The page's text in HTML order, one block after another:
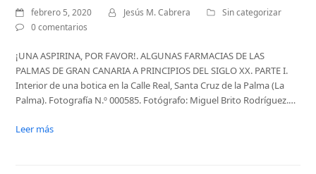
febrero 5, 2020 Jesús M. Cabrera
Sin categorizar
0 comentarios
¡UNA ASPIRINA, POR FAVOR!. ALGUNAS FARMACIAS DE LAS
PALMAS DE GRAN CANARIA A PRINCIPIOS DEL SIGLO XX. PARTE I.
Interior de una botica en la Calle Real, Santa Cruz de la Palma (La
Palma). Fotografía N.º 000585. Fotógrafo: Miguel Brito Rodríguez.…
Leer más